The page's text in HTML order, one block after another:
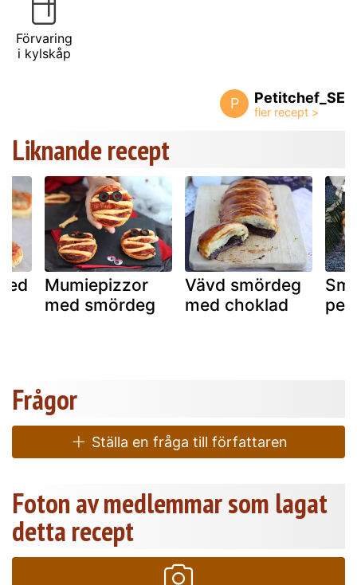
Förvaring
i kylskåp
P Petitchef_SE
Liknande recept
Mumiepizzor
med smördeg
Vävd smördeg
med choklad
Frågor
Ställa en fråga till författaren
Foton av medlemmar som lagat
detta recept